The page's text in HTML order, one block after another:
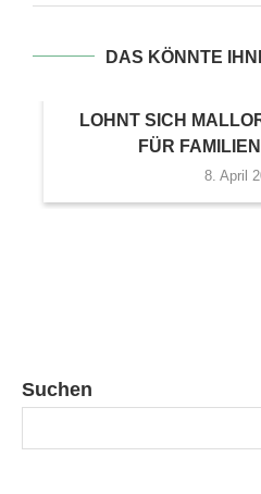
DAS KÖNNTE
LOHNT SICH
FÜR
8. April
Suchen